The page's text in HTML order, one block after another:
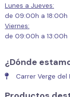
Lunes a Jueves:
de 09:00h a 18:00h
Viernes:
de 09:00h a 13:00h
¿Dónde
Carrer Verge del